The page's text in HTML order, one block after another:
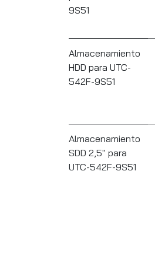
9S51
Almacenamiento
HDD para UTC-
542F-9S51
Almacenamiento
SDD 2,5" para
UTC-542F-9S51